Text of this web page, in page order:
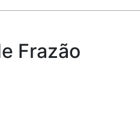
Frazão